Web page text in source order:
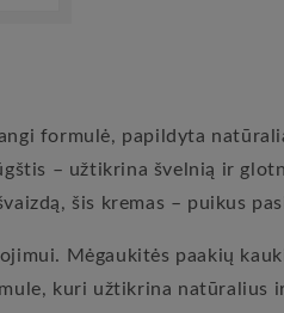
formulė, papildyta
– užtikrina švelnią ir
šis kremas – puikus
Mėgaukitės paakių
kuri užtikrina natūralius